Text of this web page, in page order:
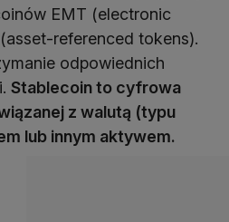
EMT (electronic
referenced tokens).
odpowiednich
Stablecoin to cyfrowa
z walutą (typu
lub innym aktywem.